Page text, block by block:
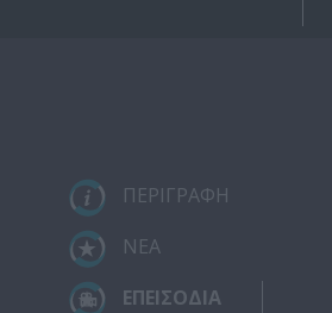
ΠΕΡΙΓΡΑΦΗ
ΝΕΑ
ΕΠΕΙΣΟΔΙΑ